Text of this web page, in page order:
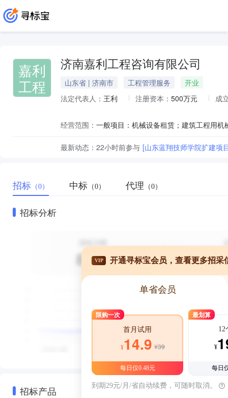
嘉利
工程
济南嘉利工程咨询有限公司
山东省 | 济南市 工程管理服务
开业
法定代表人： 王利 注册资本： 500万元 成
经营范围：
最新动态： 22小时前参与 [山东蓝翔技师学院扩建项
招标 （0） 中标 （0） 代理 （0）
招标分析
招标产品
VIP 开通寻标宝会员，查看更多招采
单省会员
限购一次
首月试用
¥14.9 ¥39
每日仅0.48元
最划算
12
¥
每日
到期29元/月/省自动续费，可随时取消。